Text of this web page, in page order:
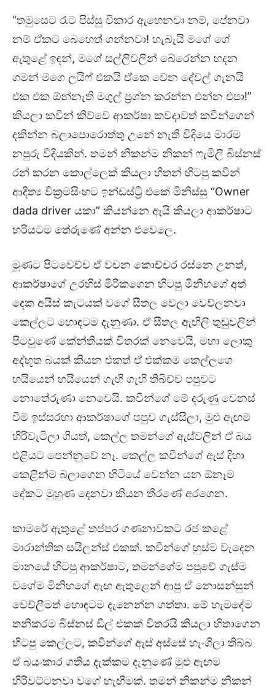
“තමුසෙට රෑට පිස්සු විකාර ඇහෙනවා නම්, පේනවා
නම් ඒකට බෙහෙත් ගන්නවා! හැබැයි මගේ ගේ
ඇතුළේ ඉඳන්, මගේ සල්ලිවලින් බේරෙන්න හදන
ගමන් මගෙ ලයිෆ් එකයි ඒකෙ වෙන දේවල් ගැනයි
එක එක ඕන්නැති මගුල් ප්‍රශ්න කරන්න එන්න එපා!”
කියලා කවීන් කිව්වෙ ආකර්ෂා කවදාවත් කවීන්ගෙන්
දකින්න බලාපොරොත්තු උනේ නැති විදියෙ මාරම
නපුරු විදියකින්. තමන් නිකන්ම නිකන් ෆැමිලි බිස්නස්
රන් කරන කොල්ලෙක් කියලා හිතන් හිටපු කවීන්
ආදිත්‍ය වික්‍රමසිංහට ඉන්ඩස්ට්‍රි එකේ මිනිස්සු “Owner
dada driver යකා” කියන්නෙ ඇයි කියලා ආකර්ෂාට
හරියටම තේරුණේ අන්න එවෙලෙ.
මූණට පිටවෙච්ච ඒ වචන කොච්චර රස්නෙ උනත්,
ආකර්ෂාගේ උරහිස් මිරිකගෙන හිටපු මිනිහගේ අත්
දෙක අයිස් කැටයක් වගේ සීතල වෙලා වෙව්ලනවා
කෙල්ලට හොඳටම දැනුණා. ඒ සීතල ඇඟිලි තුඩුවලින්
පිටවුණේ කේන්තියක් විතරක් නෙවෙයි, මහා ලොකු
අද්භූත බයක් කියන එකත් ඒ එක්කම කෙල්ලගෙ
හයියෙන් හයියෙන් ගැහි ගැහි තිබිච්ච පපුවට
නොතේරුණා නෙවෙයි. කවීන්ගේ මේ දරුණු වෙනස්
වීම ඉස්සරහා ආකර්ෂාගේ පපුව ගැස්සිලා, මුළු ඇඟම
හිරිවැටිලා ගියත්, කෙල්ල තමන්ගේ ඇස්වලින් ඒ බය
එළියට පෙන්නුවේ නෑ. කෙල්ල කවීන්ගේ ඇස් දිහා
කෙළින්ම බලාගෙන හිටියේ වෙන්න යන ඕනෑම
දේකට මුහුණ දෙනවා කියන තීරණේ අරගෙන.
කාමරේ ඇතුළේ තප්පර ගණනාවකට රජ කළේ
මාරාන්තික සයිලන්ස් එකක්. කවීන්ගේ හුස්ම වැදෙන
මානයේ හිටපු ආකර්ෂාට, තමන්ගේම පපුවේ ගැස්ම
වගේම මිනිහගේ ඇඟ ඇතුළෙන් ආපු ඒ නොසන්සුන්
වෙව්ලීමත් හොඳටම දැනෙන්න ගත්තා. මේ හැමදේම
තනිකරම බිස්නස් ඩීල් එකක් විතරයි කියලා හිතාගෙන
හිටපු කෙල්ලට, කවීන්ගේ ඇස් අස්සේ හැංගිලා තිබ්බ
ඒ බයංකාර ගතිය දැක්කම දැනුණේ මුළු ඇඟම
හිරිවට්ටනවා වගේ හැඟීමක්. තමන් නිකන්ම නිකන්